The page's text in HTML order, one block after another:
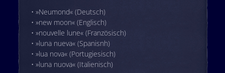
• »Neumond« (Deutsch)
• »new moon« (Englisch)
• »nouvelle lune« (Französisch)
• »luna nueva« (Spanisnh)
• »lua nova« (Portugiesisch)
• »luna nuova« (Italienisch)